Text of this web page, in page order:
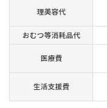
理美容代
おむつ等消耗品代
医療費
生活支援費